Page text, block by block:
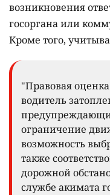
возникновения
госоргана или
Кроме того,
"Правовая
водитель
ограничение
возможность
также
дорожной
службе акимата